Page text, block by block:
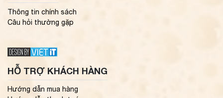
Thông tin chính sách
Câu hỏi thường gặp
HỖ TRỢ KHÁCH HÀNG
Hướng dẫn mua hàng